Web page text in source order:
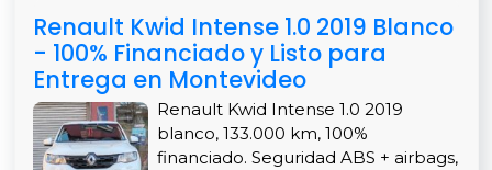
Renault Kwid Intense 1.0 2019 Blanco
- 100% Financiado y Listo para
Entrega en Montevideo
Renault Kwid Intense 1.0 2019
blanco, 133.000 km, 100%
financiado. Seguridad ABS + airbags,